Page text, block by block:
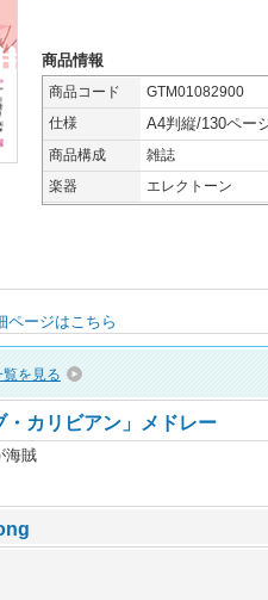
商品情報
商品コード
GTM01082900
仕様
A4判縦/130ペー
商品構成
雑誌
楽器
エレクトーン
ページはこちら
を見る
・カリビアン」メドレー
海賊